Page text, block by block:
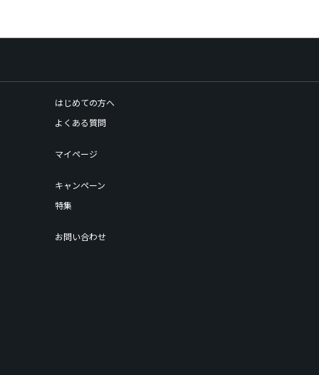
はじめての方へ
よくある質問
マイページ
キャンペーン
特集
お問い合わせ